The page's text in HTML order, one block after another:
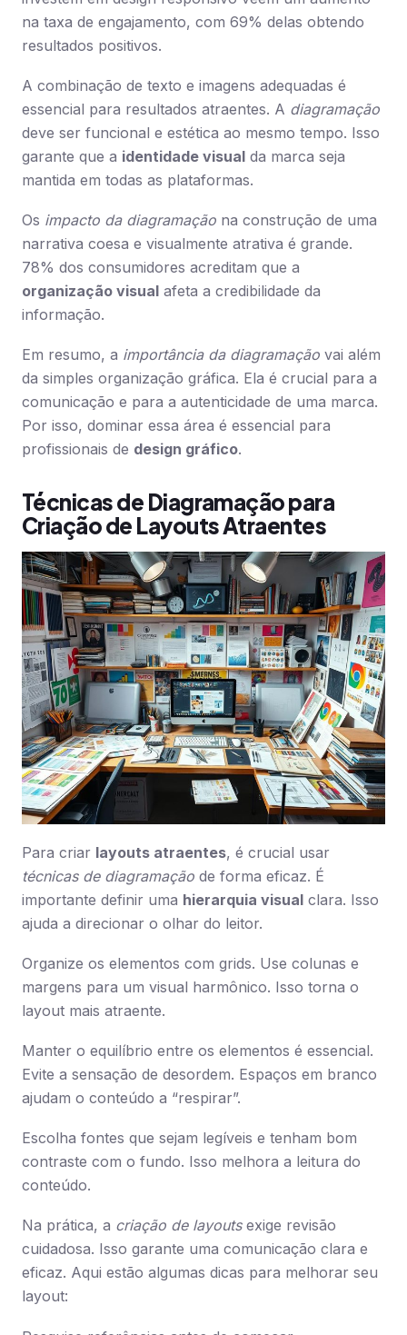
na taxa de engajamento, com 69% delas obtendo
resultados positivos.
A combinação de texto e imagens adequadas é
essencial para resultados atraentes. A diagramação
deve ser funcional e estética ao mesmo tempo. Isso
garante que a identidade visual da marca seja
mantida em todas as plataformas.
Os impacto da diagramação na construção de uma
narrativa coesa e visualmente atrativa é grande.
78% dos consumidores acreditam que a
organização visual afeta a credibilidade da
informação.
Em resumo, a importância da diagramação vai além
da simples organização gráfica. Ela é crucial para a
comunicação e para a autenticidade de uma marca.
Por isso, dominar essa área é essencial para
profissionais de design gráfico.
Técnicas de Diagramação para
Criação de Layouts Atraentes
Para criar layouts atraentes, é crucial usar
técnicas de diagramação de forma eficaz. É
importante definir uma hierarquia visual clara. Isso
ajuda a direcionar o olhar do leitor.
Organize os elementos com grids. Use colunas e
margens para um visual harmônico. Isso torna o
layout mais atraente.
Manter o equilíbrio entre os elementos é essencial.
Evite a sensação de desordem. Espaços em branco
ajudam o conteúdo a “respirar”.
Escolha fontes que sejam legíveis e tenham bom
contraste com o fundo. Isso melhora a leitura do
conteúdo.
Na prática, a criação de layoutsexige revisão
cuidadosa. Isso garante uma comunicação clara e
eficaz. Aqui estão algumas dicas para melhorar seu
layout: